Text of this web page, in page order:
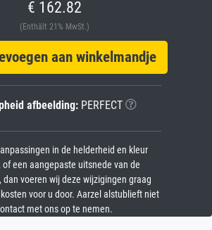
€ 162.82
(Enthält 21% MwSt.)
aan winkelmandje
afbeelding:PERFECT
in de helderheid en kleur
of een aangepaste uitsnede van de
dan voeren wij deze wijzigingen graag
voor u door. Aarzel alstublieft niet
met ons op te nemen.